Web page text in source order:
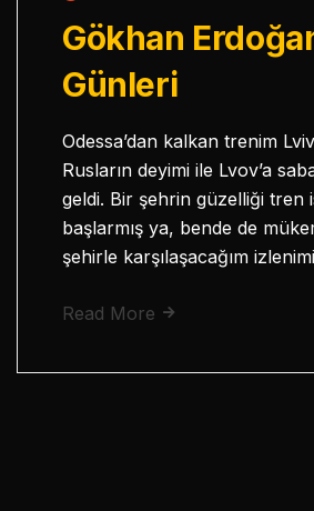
Gökhan
Günleri
Odessa’dan kalkan trenim
Rusların deyimi ile Lvov’a
geldi. Bir şehrin güzelliği tren
başlarmış ya, bende de
şehirle karşılaşacağım
Read More